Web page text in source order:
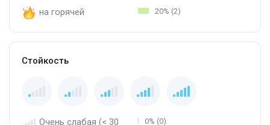
на горячей 20% (2)
Стойкость
Очень слабая (< 30
0% (0)